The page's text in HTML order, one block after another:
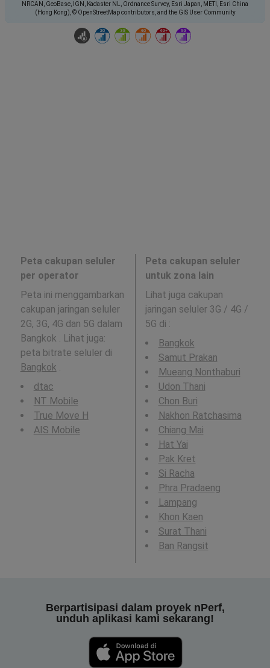
NRCAN, GeoBase, IGN, Kadaster NL, Ordnance Survey, Esri Japan, METI, Esri China
(Hong Kong), © OpenStreetMap contributors, and the GIS User Community
Peta cakupan seluler
per operator
Peta ini menggambarkan
cakupan jaringan seluler
2G, 3G, 4G dan 5G dalam
Bangkok . Lihat juga:
peta bitrate seluler di
Bangkok
dtac
NT Mobile
True Move H
AIS Mobile
Peta cakupan seluler
untuk zona lain
Lihat juga cakupan
jaringan seluler 3G / 4G /
5G di :
Bangkok
Samut Prakan
Mueang Nonthaburi
Udon Thani
Chon Buri
Nakhon Ratchasima
Chiang Mai
Hat Yai
Pak Kret
Si Racha
Phra Pradaeng
Lampang
Khon Kaen
Surat Thani
Ban Rangsit
Berpartisipasi dalam proyek nPerf,
unduh aplikasi kami sekarang!